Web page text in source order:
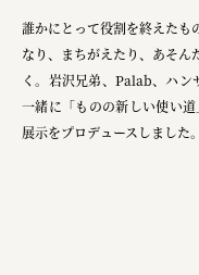
100本のスプーン
メッセフランクフ
キリンホールディ
誰かにとって役割を終えたも
なり、まちがえたり、あそん
く。岩沢兄弟、Palab、ハン
一緒に「ものの新しい使い
展示をプロデュースしました。